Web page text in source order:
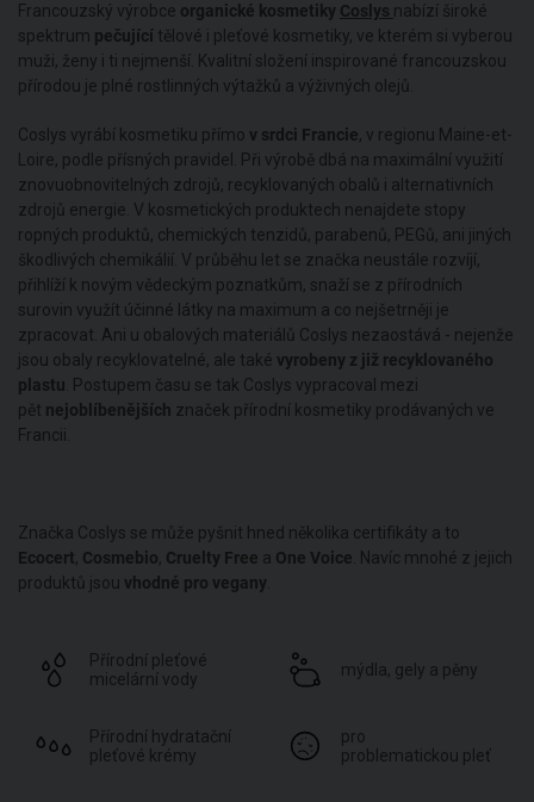
Francouzský výrobce organické kosmetiky Coslys nabízí široké
spektrum pečující tělové i pleťové kosmetiky, ve kterém si vyberou
muži, ženy i ti nejmenší. Kvalitní složení inspirované francouzskou
přírodou je plné rostlinných výtažků a výživných olejů.
Coslys vyrábí kosmetiku přímo v srdci Francie, v regionu Maine-et-
Loire, podle přísných pravidel. Při výrobě dbá na maximální využití
znovuobnovitelných zdrojů, recyklovaných obalů i alternativních
zdrojů energie. V kosmetických produktech nenajdete stopy
ropných produktů, chemických tenzidů, parabenů, PEGů, ani jiných
škodlivých chemikálií. V průběhu let se značka neustále rozvíjí,
přihlíží k novým vědeckým poznatkům, snaží se z přírodních
surovin využít účinné látky na maximum a co nejšetrněji je
zpracovat. Ani u obalových materiálů Coslys nezaostává - nejenže
jsou obaly recyklovatelné, ale také vyrobeny z již recyklovaného
plastu. Postupem času se tak Coslys vypracoval mezi
pět nejoblíbenějších značek přírodní kosmetiky prodávaných ve
Francii.
Značka Coslys se může pyšnit hned několika certifikáty a to
Ecocert, Cosmebio, Cruelty Free a One Voice. Navíc mnohé z jejich
produktů jsou vhodné pro vegany.
Přírodní pleťové
micelární vody
mýdla, gely a pěny
Přírodní hydratační
pleťové krémy
pro
problematickou pleť